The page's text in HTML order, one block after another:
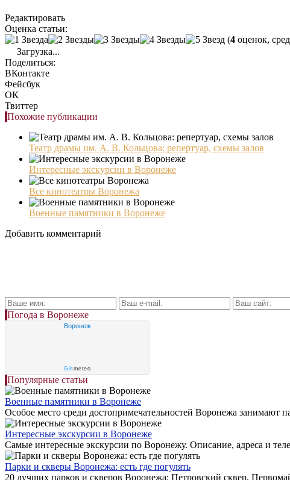
Редактировать
Оценка статьи:
(4 оценок,
Загрузка...
Поделиться:
ВКонтакте
Фейсбук
ОК
Твиттер
Похожие публикации
Театр драмы им. А. В. Кольцова: репертуар, схемы залов
Интересные экскурсии в Воронеже
Все кинотеатры Воронежа
Военные памятники в Воронеже
Добавить комментарий
Погода в Воронеже
Воронеж
Gismeteo
Популярные статьи
Военные памятники в Воронеже
Особое место среди достопримечательностей Воронежа занимают
Интересные экскурсии в Воронеже
Самые интересные экскурсии по Воронежу. Описание, адреса и
Парки и скверы Воронежа: есть где погулять
20 лучших парков и скверов Воронежа: Петровский сквер,